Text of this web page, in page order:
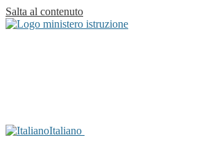
Salta al contenuto
Italiano